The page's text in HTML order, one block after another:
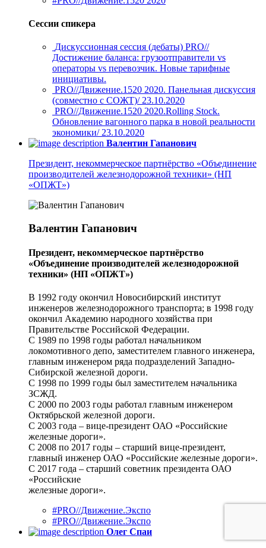
Сессии спикера
Дискуссионная сессия (дебаты) PRO//
Достижение баланса: грузоотправители vs
операторы vs перевозчик. Новые тарифные
инициативы.
PRO//Движение.1520 2020. Панельная дискуссия
(совместно с СОЖТ)/ 23.10.2020
PRO//Движение.1520 2020.Rolling Stock.
Обновление вагонного парка в новой реальности
экономики/ 23.10.2020
Валентин Гапанович
Президент, некоммерческое партнёрство «Объединение
производителей железнодорожной техники» (НП
«ОПЖТ»)
Валентин Гапанович
Президент, некоммерческое партнёрство
«Объединение производителей железнодорожной
техники» (НП «ОПЖТ»)
В 1992 году окончил Новосибирский институт
инженеров железнодорожного транспорта; в 1998 году
окончил Академию народного хозяйства при
Правительстве Российской Федерации.
С 1989 по 1998 годы работал начальником
локомотивного депо, заместителем главного инженера,
главным инженером ряда подразделений Западно-
Сибирской железной дороги.
С 1998 по 1999 годы был заместителем начальника
ЗСЖД.
С 2000 по 2003 годы работал главным инженером
Октябрьской железной дороги.
С 2003 года – вице-президент ОАО «Российские
железные дороги».
С 2008 по 2017 годы – старший вице-президент,
главный инженер ОАО «Российские железные дороги».
С 2017 года – старший советник президента ОАО
«Российские
железные дороги».
#PRO//Движение.Экспо
#PRO//Движение.Экспо
Олег Спаи